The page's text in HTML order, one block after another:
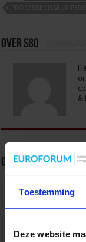
Toestemming
Deze website
Over sbo
&
Gerelateerde